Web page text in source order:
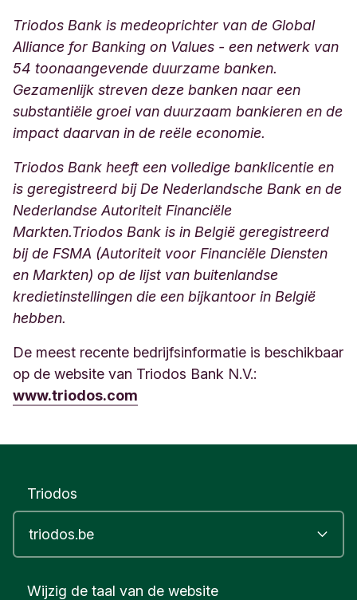
Triodos Bank is medeoprichter van de Global
Alliance for Banking on Values - een netwerk van
54 toonaangevende duurzame banken.
Gezamenlijk streven deze banken naar een
substantiële groei van duurzaam bankieren en de
impact daarvan in de reële economie.
Triodos Bank heeft een volledige banklicentie en
is geregistreerd bij De Nederlandsche Bank en de
Nederlandse Autoriteit Financiële
Markten.Triodos Bank is in België geregistreerd
bij de FSMA (Autoriteit voor Financiële Diensten
en Markten) op de lijst van buitenlandse
kredietinstellingen die een bijkantoor in België
hebben.
De meest recente bedrijfsinformatie is beschikbaar
op de website van Triodos Bank N.V.:
www.triodos.com
Triodos
Wijzig de taal van de website